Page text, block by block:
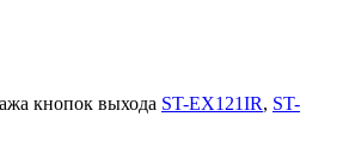
кнопок выхода ST-EX121IR, ST-